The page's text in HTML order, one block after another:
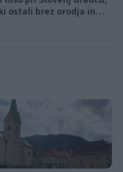
ostali brez orodja in